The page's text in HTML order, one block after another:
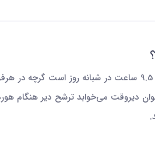
دیروقت می‌خوابد ترشح دیر